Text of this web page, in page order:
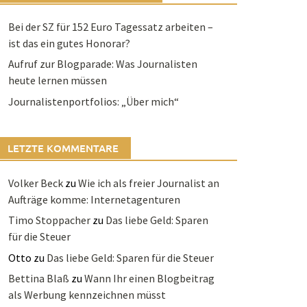
Bei der SZ für 152 Euro Tagessatz arbeiten –
ist das ein gutes Honorar?
Aufruf zur Blogparade: Was Journalisten
heute lernen müssen
Journalistenportfolios: „Über mich“
LETZTE KOMMENTARE
Volker Beckzu Wie ich als freier Journalist an
Aufträge komme: Internetagenturen
Timo Stoppacherzu Das liebe Geld: Sparen
für die Steuer
Otto zu Das liebe Geld: Sparen für die Steuer
Bettina Blaß zu Wann Ihr einen Blogbeitrag
als Werbung kennzeichnen müsst